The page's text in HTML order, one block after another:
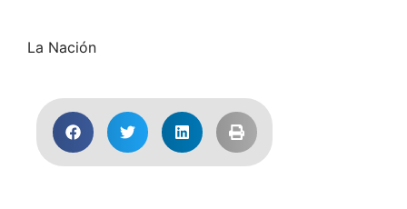
La Nación